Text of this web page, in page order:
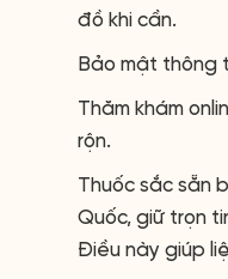
đồ khi cần.
Bảo mật thông
Thăm khám
rộn.
Thuốc sắc sẵn
Quốc, giữ trọn
Điều này giúp